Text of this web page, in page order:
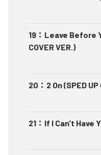
19 ： Leave Before
COVER VER.)
20 ： 2 On (SPED UP
21 ： If I Can't Have